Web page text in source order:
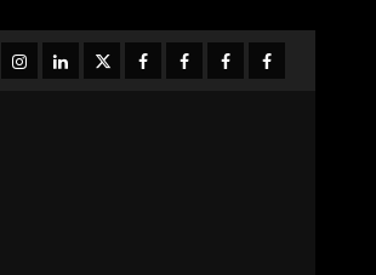
Instagram
LinkedIntwitterfacebook-Facebook-
Facebook-Facebook-